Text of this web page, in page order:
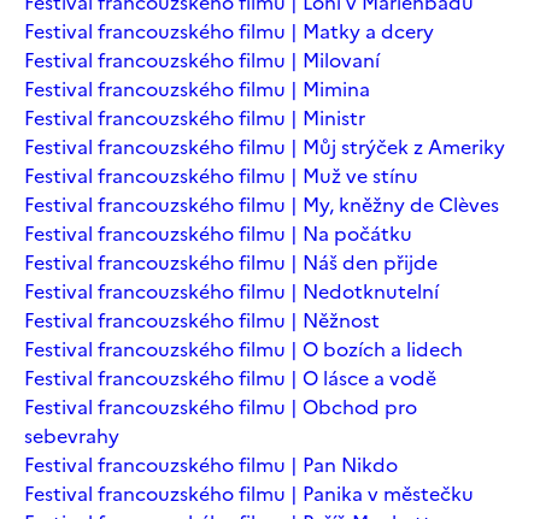
Festival francouzského filmu | Matky a dcery
Festival francouzského filmu | Milovaní
Festival francouzského filmu | Mimina
Festival francouzského filmu | Ministr
Festival francouzského filmu | Můj strýček z Ameriky
Festival francouzského filmu | Muž ve stínu
Festival francouzského filmu | My, kněžny de Clèves
Festival francouzského filmu | Na počátku
Festival francouzského filmu | Náš den přijde
Festival francouzského filmu | Nedotknutelní
Festival francouzského filmu | Něžnost
Festival francouzského filmu | O bozích a lidech
Festival francouzského filmu | O lásce a vodě
Festival francouzského filmu | Obchod pro
sebevrahy
Festival francouzského filmu | Pan Nikdo
Festival francouzského filmu | Panika v městečku